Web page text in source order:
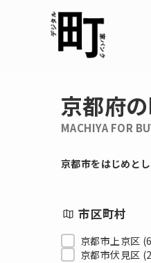
京都府
MACHIYA FOR
京都市をはじめと
市区町村
市区町村
京都市上京区
京都市伏見区